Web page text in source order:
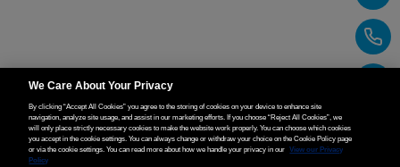
We Care About Your Privacy
By clicking “Accept All Cookies” you agree to the storing of cookies on your device to enhance site
navigation, analyze site usage, and assist in our marketing efforts. If you choose “Reject All Cookies”, we
will only place strictly necessary cookies to make the website work properly. You can choose which cookies
you accept in the cookie settings. You can always change or withdraw your choice on the Cookie Policy page
or via the cookie settings. You can read more about how we handle your privacy in our
View our Privacy
Policy